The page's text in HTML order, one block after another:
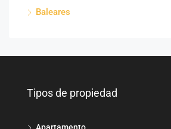
Baleares
Tipos de propiedad